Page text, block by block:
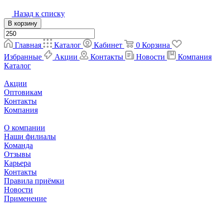
Назад к списку
В корзину
Главная Каталог Кабинет 0 Корзина
Избранные
Акции Контакты Новости
Компания
Каталог
Акции
Оптовикам
Контакты
Компания
О компании
Наши филиалы
Команда
Отзывы
Карьера
Контакты
Правила приёмки
Новости
Применение